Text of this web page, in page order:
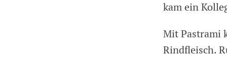
kam ein
Mit Pastrami
Rindfleisch.